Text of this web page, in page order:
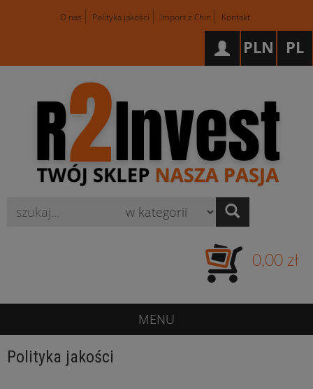
O nas Polityka jakości Import z Chin Kontakt
PL
PLN
0,00 zł
MENU
Polityka jakości